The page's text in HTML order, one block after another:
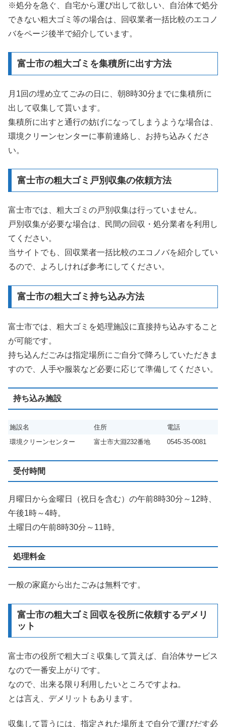
※処分を急ぐ、自宅から運び出して欲しい、自治体で処分
できない粗大ゴミ等の場合は、回収業者一括比較のエコノ
バをページ後半で紹介しています。
富士市の粗大ゴミを集積所に出す方法
月1回の埋め立てごみの日に、朝8時30分までに集積所に
出して収集して貰います。
集積所に出すと通行の妨げになってしまうような場合は、
環境クリーンセンターに事前連絡し、お持ち込みくださ
い。
富士市の粗大ゴミ戸別収集の依頼方法
富士市では、粗大ゴミの戸別収集は行っていません。
戸別収集が必要な場合は、民間の回収・処分業者を利用し
てください。
当サイトでも、回収業者一括比較のエコノバを紹介してい
るので、よろしければ参考にしてください。
富士市の粗大ゴミ持ち込み方法
富士市では、粗大ゴミを処理施設に直接持ち込みすること
が可能です。
持ち込んだごみは指定場所にご自分で降ろしていただきま
すので、人手や服装など必要に応じて準備してください。
持ち込み施設
施設名 住所
電話
環境クリーンセンター
富士市大淵232番地 0545-35-0081
受付時間
月曜日から金曜日（祝日を含む）の午前8時30分～12時、
午後1時～4時。
土曜日の午前8時30分～11時。
処理料金
一般の家庭から出たごみは無料です。
富士市の粗大ゴミ回収を役所に依頼するデメリ
ット
富士市の役所で粗大ゴミ収集して貰えば、自治体サービス
なので一番安上がりです。
なので、出来る限り利用したいところですよね。
とは言え、デメリットもあります。
収集して貰うには、指定された場所まで自分で運びだす必